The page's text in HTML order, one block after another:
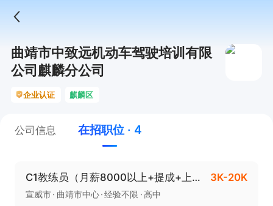
曲靖市中致远机动车驾驶培训有限
公司麒麟分公司
企业认证 麒麟区
公司信息 在招职位 · 4
C1教练员（月薪8000以上+提成+上班时间灵活） 3K-20K
宣威市 曲靖市中心 经验不限 高中